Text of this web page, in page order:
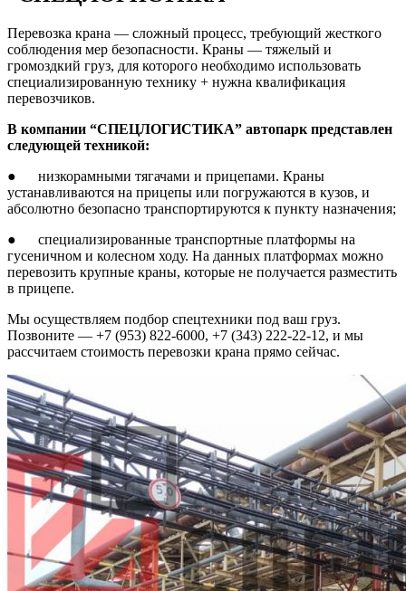
Перевозка крана — сложный процесс, требующий жесткого
соблюдения мер безопасности. Краны — тяжелый и
громоздкий груз, для которого необходимо использовать
специализированную технику + нужна квалификация
перевозчиков.
В компании “СПЕЦЛОГИСТИКА” автопарк представлен
следующей техникой:
● низкорамными тягачами и прицепами. Краны
устанавливаются на прицепы или погружаются в кузов, и
абсолютно безопасно транспортируются к пункту назначения;
● специализированные транспортные платформы на
гусеничном и колесном ходу. На данных платформах можно
перевозить крупные краны, которые не получается разместить
в прицепе.
Мы осуществляем подбор спецтехники под ваш груз.
Позвоните — +7 (953) 822-6000, +7 (343) 222-22-12, и мы
рассчитаем стоимость перевозки крана прямо сейчас.